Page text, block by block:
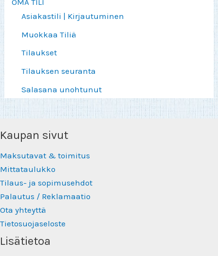
Asiakastili | Kirjautuminen
Muokkaa Tiliä
Tilaukset
Tilauksen seuranta
Salasana unohtunut
Kaupan sivut
Maksutavat & toimitus
Mittataulukko
Tilaus- ja sopimusehdot
Palautus / Reklamaatio
Ota yhteyttä
Tietosuojaseloste
Lisätietoa